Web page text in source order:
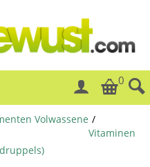
0
Volwassene /
Vitaminen